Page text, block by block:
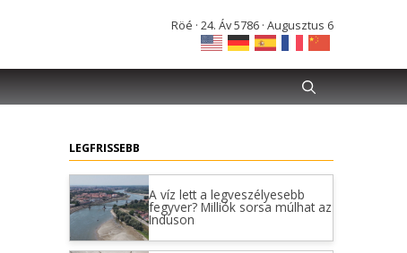
Röé · 24. Áv 5786 · Augusztus 6
LEGFRISSEBB
A víz lett a legveszélyesebb
fegyver? Milliók sorsa múlhat az
Induson